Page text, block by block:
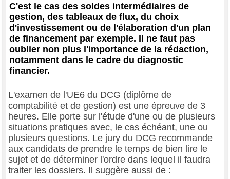
C'est le cas des soldes intermédiaires de
gestion, des tableaux de flux, du choix
d'investissement ou de l'élaboration d'un plan
de financement par exemple. Il ne faut pas
oublier non plus l'importance de la rédaction,
notamment dans le cadre du diagnostic
financier.
L'examen de l'UE6 du DCG (diplôme de
comptabilité et de gestion) est une épreuve de 3
heures. Elle porte sur l'étude d'une ou de plusieurs
situations pratiques avec, le cas échéant, une ou
plusieurs questions. Le jury du DCG recommande
aux candidats de prendre le temps de bien lire le
sujet et de déterminer l'ordre dans lequel il faudra
traiter les dossiers. Il suggère aussi de :